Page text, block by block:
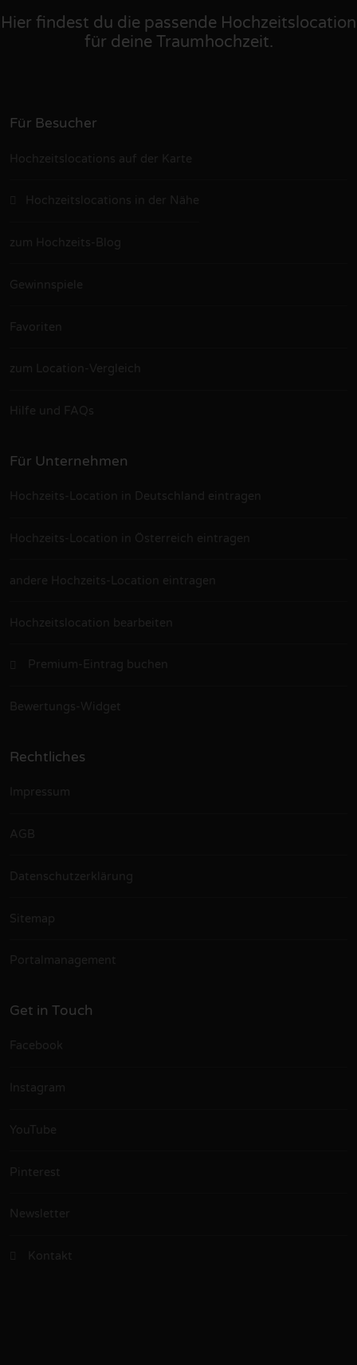
Hier findest du die passende Hochzeitslocation
für deine Traumhochzeit.
Für Besucher
Hochzeitslocations auf der Karte
Hochzeitslocations in der Nähe
zum Hochzeits-Blog
Gewinnspiele
Favoriten
zum Location-Vergleich
Hilfe und FAQs
Für Unternehmen
Hochzeits-Location in Deutschland eintragen
Hochzeits-Location in Österreich eintragen
andere Hochzeits-Location eintragen
Hochzeitslocation bearbeiten
Premium-Eintrag buchen
Bewertungs-Widget
Rechtliches
Impressum
AGB
Datenschutzerklärung
Sitemap
Portalmanagement
Get in Touch
Facebook
Instagram
YouTube
Pinterest
Newsletter
Kontakt